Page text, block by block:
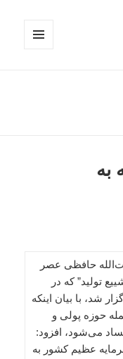
به
حافظی عصر
تولید” که در
شد، با بیان اینکه
حوزه پولی و
می‌شود، افزود:
عظیم کشور به